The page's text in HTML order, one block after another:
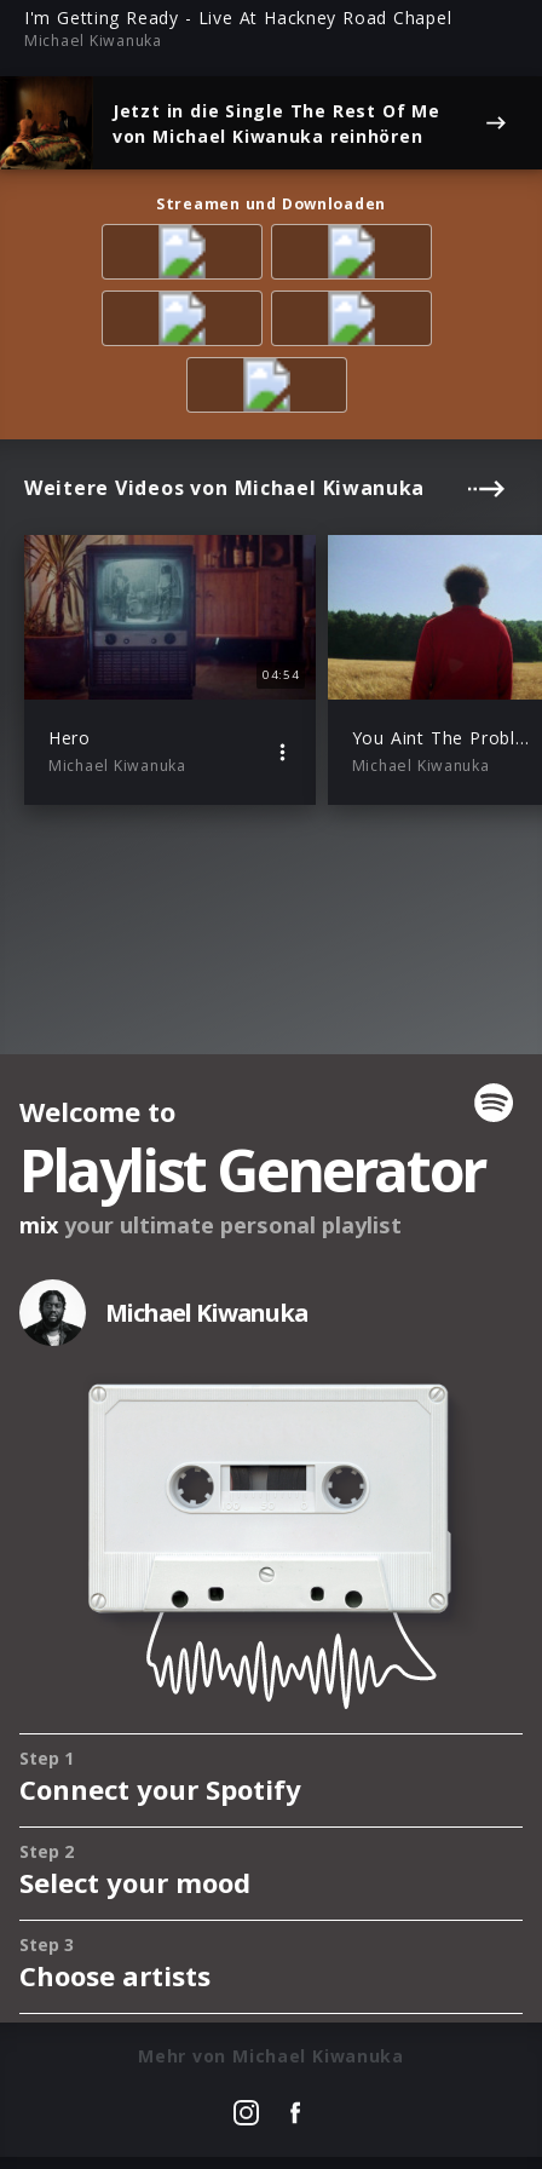
I'm Getting Ready - Live At Hackney Road Chapel
Michael Kiwanuka
Jetzt in die Single The Rest Of Me
von Michael Kiwanuka reinhören
Streamen und Downloaden
Weitere Videos von Michael Kiwanuka
04:54
Hero
Michael Kiwanuka
You Aint The Problem
Michael Kiwanuka
Mehr von Michael Kiwanuka